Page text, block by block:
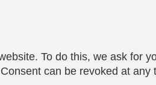
To do this, we ask for
can be revoked at any